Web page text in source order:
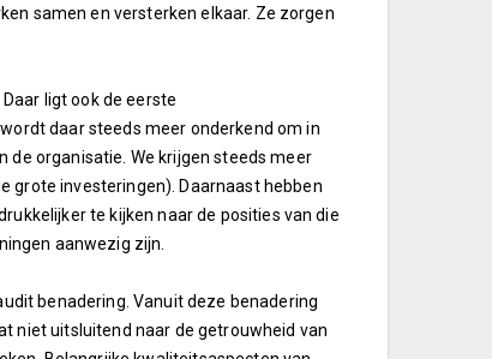
samen en versterken elkaar. Ze zorgen
ligt ook de eerste
daar steeds meer onderkend om in
de organisatie. We krijgen steeds meer
grote investeringen). Daarnaast hebben
te kijken naar de posities van die
aanwezig zijn.
benadering. Vanuit deze benadering
niet uitsluitend naar de getrouwheid van